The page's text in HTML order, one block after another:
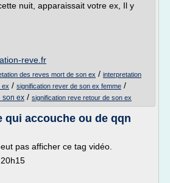
nuit, apparaissait votre ex, Il y
reve.fr
des reves mort de son ex / interpretation
ex / signification rever de son ex femme /
son ex / signification reve retour de son ex
qui accouche ou de qqn
pas afficher ce tag vidéo.